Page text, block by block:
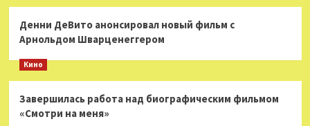
Денни ДеВито анонсировал новый фильм с
Арнольдом Шварценеггером
Кино
Завершилась работа над биографическим фильмом
«Смотри на меня»